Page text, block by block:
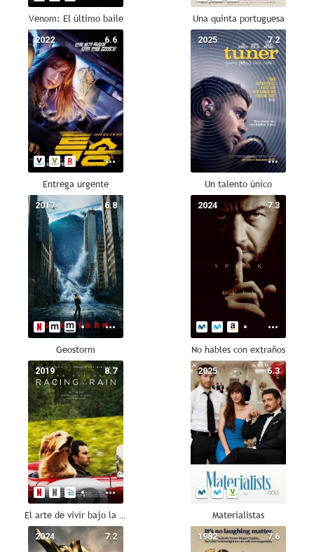
Venom: El último baile Una quinta portuguesa
6.6
2022
Entrega urgente
7.2
2025
Un talento único
6.8
2017
Geostorm
7.3
2024
No hables con extraños
8.7
2019
El arte de vivir bajo la lluvia
6.3
2025
Materialistas
7.2
2024 7.6
1982